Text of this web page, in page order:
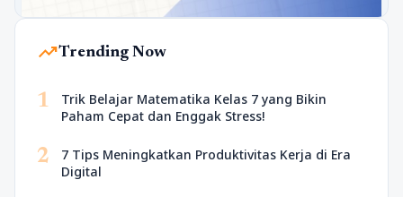
trending_upTrending Now
1
Trik Belajar Matematika Kelas 7 yang Bikin
Paham Cepat dan Enggak Stress!
2
7 Tips Meningkatkan Produktivitas Kerja di Era
Digital